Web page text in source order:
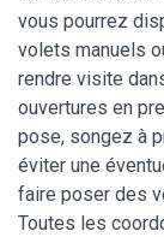
vous pourrez
volets manuels
rendre visite
ouvertures en
pose, songez à
éviter une
faire poser des
Toutes les